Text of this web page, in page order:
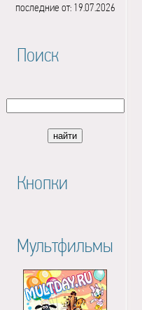
последние от: 19.07.2026
Поиск
Кнопки
Мультфильмы